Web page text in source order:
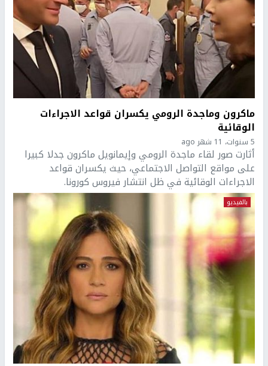
ماكرون وماجدة الرومي يكسران قواعد الاجراءات
الوقائية
5 سنوات، 11 شهر ago
أثارت صور لقاء ماجدة الرومي وإيمانويل ماكرون جدلا كبيرا
على مواقع التواصل الاجتماعي، حيث يكسران قواعد
الاجراءات الوقائية في ظل انتشار فيروس كورونا.
بالفيديو